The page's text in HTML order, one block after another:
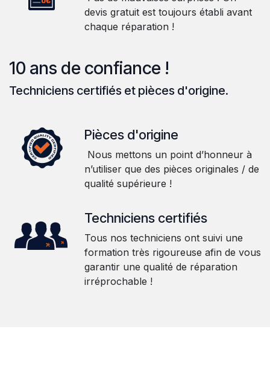
devis gratuit est toujours établi avant
chaque réparation !
10 ans de confiance !
Techniciens certifiés et pièces d'origine.
Pièces d'origine
Nous mettons un point d’honneur à
n’utiliser que des pièces originales / de
qualité supérieure !
Techniciens certifiés
Tous nos techniciens ont suivi une
formation très rigoureuse afin de vous
garantir une qualité de réparation
irréprochable !